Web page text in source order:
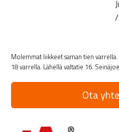
Molemmat liikkeet saman tien
18 varrella. Lähellä valtatie 16.
Ota